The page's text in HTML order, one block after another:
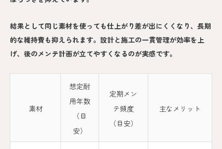
結果として同じ素材を使っても仕上がり差が出にくくなり、長期
的な維持費も抑えられます。設計と施工の一貫管理が効率を上
げ、後のメンテ計画が立てやすくなるのが実感です。
素材
想定耐
用年数
（目
安）
定期メン
テ頻度
（目安）
主なメリット